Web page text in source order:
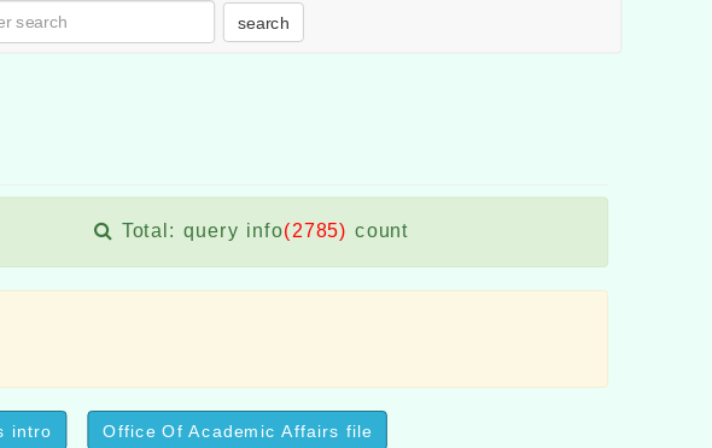
search
Total: query info(2785) count
intro Office Of Academic Affairs file